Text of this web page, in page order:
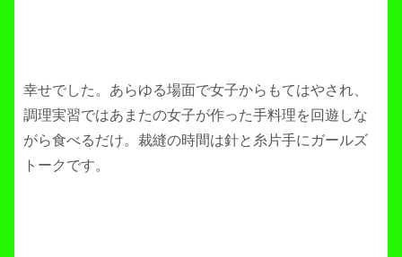
幸せでした。あらゆる場面で女子からもてはやされ、
調理実習ではあまたの女子が作った手料理を回遊しな
がら食べるだけ。裁縫の時間は針と糸片手にガールズ
トークです。